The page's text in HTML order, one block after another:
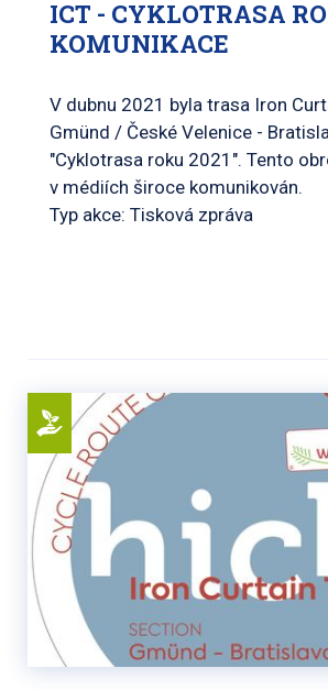
ICT - CYKLOTRASA
KOMUNIKACE
V dubnu 2021 byla trasa Iron
Gmünd / České Velenice -
"Cyklotrasa roku 2021". Tento
v médiích široce komunikován.
Typ akce: Tisková zpráva